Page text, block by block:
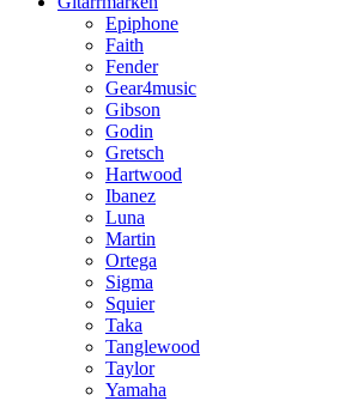
Epiphone
Faith
Fender
Gear4music
Gibson
Godin
Gretsch
Hartwood
Ibanez
Luna
Martin
Ortega
Sigma
Squier
Taka
Tanglewood
Taylor
Yamaha